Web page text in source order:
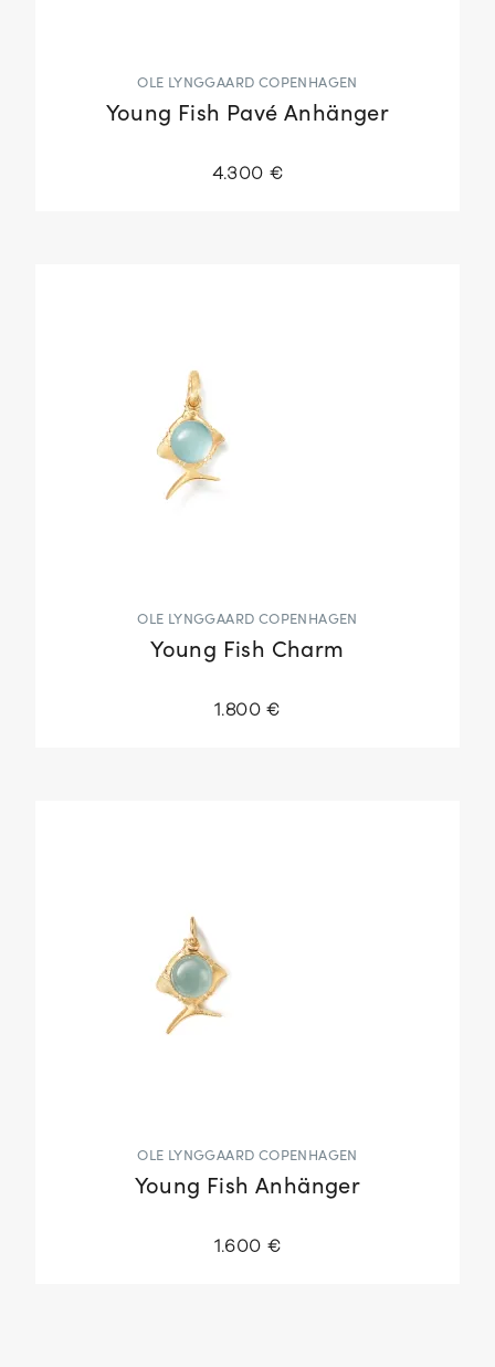
OLE LYNGGAARD COPENHAGEN
Young Fish Pavé Anhänger
4.300 €
OLE LYNGGAARD COPENHAGEN
Young Fish Charm
1.800 €
OLE LYNGGAARD COPENHAGEN
Young Fish Anhänger
1.600 €